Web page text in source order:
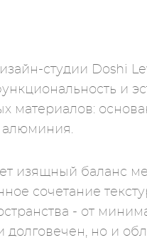
студии Doshi
и
материалов:
алюминия.
изящный баланс
сочетание
- от
долговечен, но и